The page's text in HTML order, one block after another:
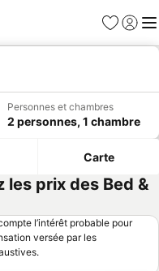
Favoris
Se
Personnes et chambres
2 personnes, 1 chambre
Carte
les prix des Bed &
l’intérêt probable pour
versée par les